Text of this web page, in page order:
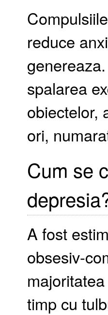
reduce
spalarea
obiectelor,
ori,
Cum se
A fost
obsesiv-
timp cu